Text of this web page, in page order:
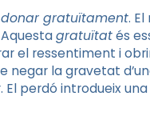
donar gratuïtament.
gratuïtatés
el ressentiment i
negar la gravetat
perdó introdueix